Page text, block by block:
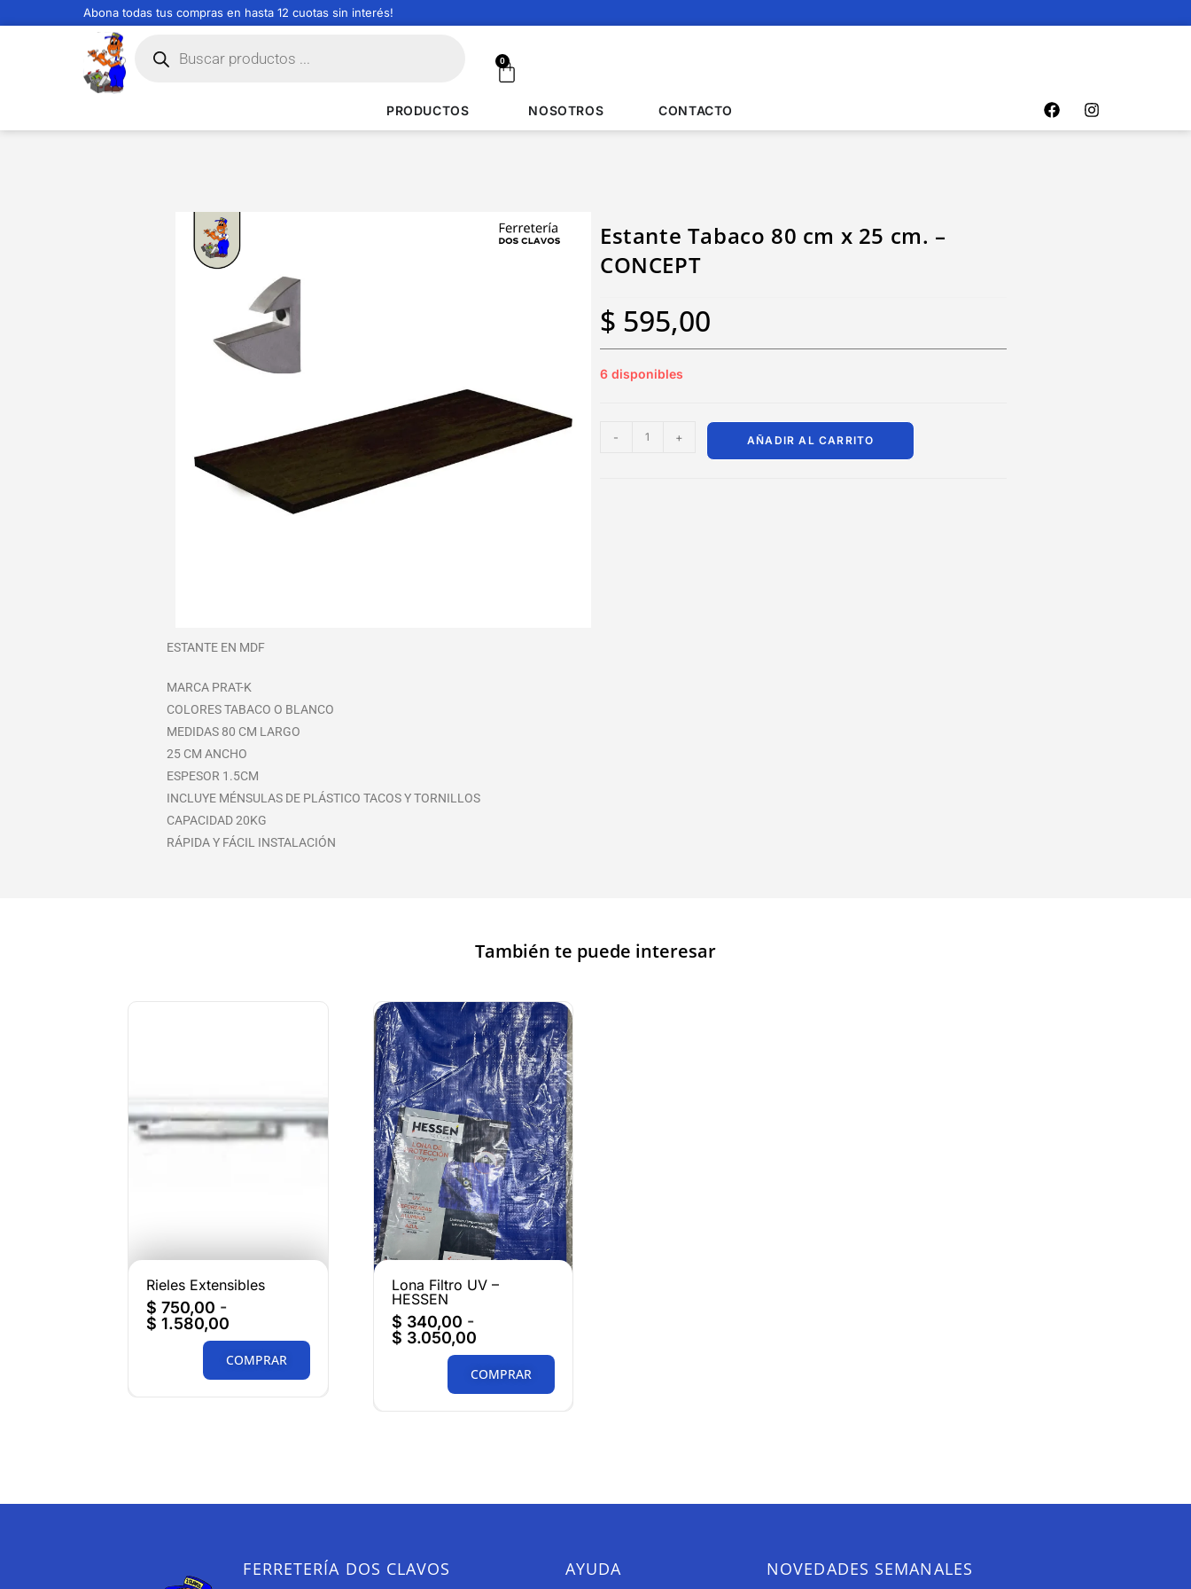
Abona todas tus compras en hasta 12 cuotas sin interés!
0
PRODUCTOS NOSOTROS CONTACTO
Estante Tabaco 80 cm x 25 cm. –
CONCEPT
$ 595,00
6 disponibles
- + AÑADIR AL CARRITO
ESTANTE EN MDF
MARCA PRAT-K
COLORES TABACO O BLANCO
MEDIDAS 80 CM LARGO
25 CM ANCHO
ESPESOR 1.5CM
INCLUYE MÉNSULAS DE PLÁSTICO TACOS Y TORNILLOS
CAPACIDAD 20KG
RÁPIDA Y FÁCIL INSTALACIÓN
También te puede interesar
Rieles Extensibles
$ 750,00 -
$ 1.580,00
COMPRAR
Lona Filtro UV –
HESSEN
$ 340,00 -
$ 3.050,00
COMPRAR
FERRETERÍA DOS CLAVOS AYUDA NOVEDADES SEMANALES